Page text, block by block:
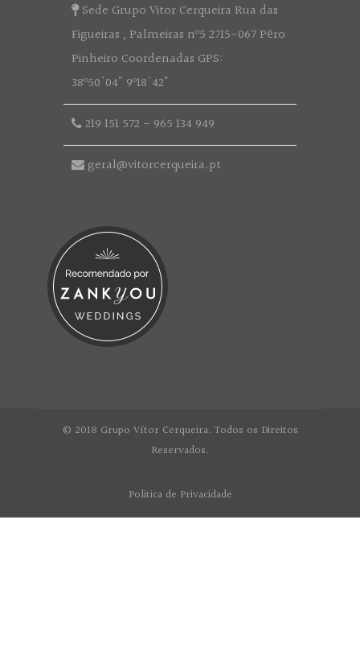
Sede Grupo Vitor Cerqueira Rua das
Figueiras , Palmeiras nº5 2715-067 Pêro
Pinheiro Coordenadas GPS:
38º50'04" 9º18'42"
219 151 572 - 965 134 949
geral@vitorcerqueira.pt
© 2018 Grupo Vítor Cerqueira. Todos os Direitos
Reservados.
Politica de Privacidade